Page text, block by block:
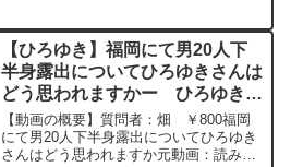
いつか好きな事で食べたいと思ってます
が、この営業を極...
【ひろゆき】福岡にて男20人下
半身露出についてひろゆきさんは
どう思われますかー ひろゆき切
り抜き 20230924
【動画の概要】質問者：畑 ￥800福岡
にて男20人下半身露出についてひろゆき
さんはどう思われますか元動画：読みに